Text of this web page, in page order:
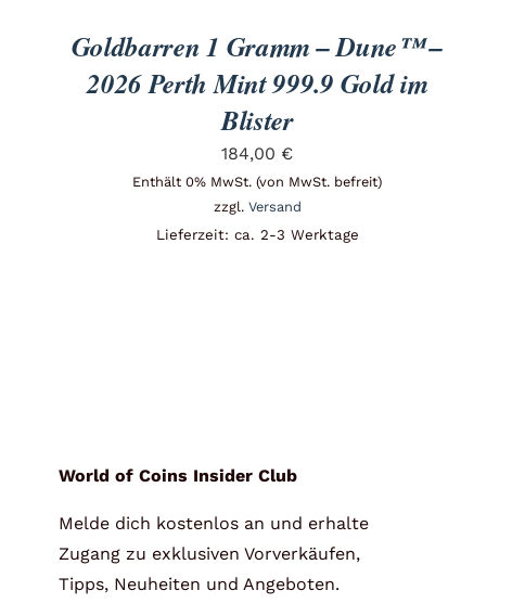
Goldbarren 1 Gramm – Dune™ –
2026 Perth Mint 999.9 Gold im
Blister
184,00 €
Enthält 0% MwSt. (von MwSt. befreit)
zzgl. Versand
Lieferzeit: ca. 2-3 Werktage
World of Coins Insider Club
Melde dich kostenlos an und erhalte
Zugang zu exklusiven Vorverkäufen,
Tipps, Neuheiten und Angeboten.